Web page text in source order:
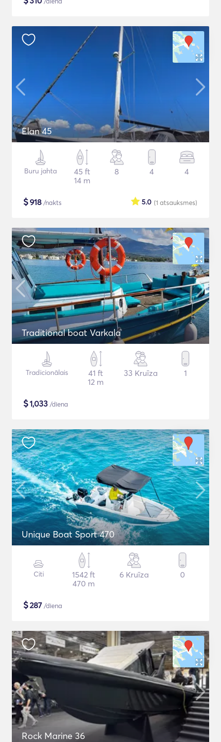
Elan 45
Buru jahta
45 ft
14 m
8 4 4
$918 /nakts (1 atsauksmes)
5.0
Traditional boat Varkala
Tradicionālais
41 ft
12 m
33 Kruīza 1
$1,033 /diena
Unique Boat Sport 470
Citi
1542 ft
470 m
6 Kruīza 0
$287 /diena
Rock Marine 36